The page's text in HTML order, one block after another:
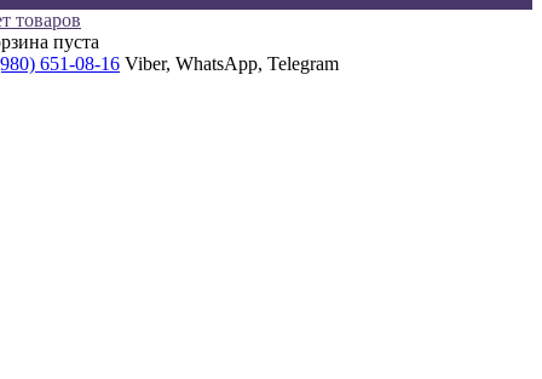
товаров
пуста
651-08-16 Viber, WhatsApp, Telegram